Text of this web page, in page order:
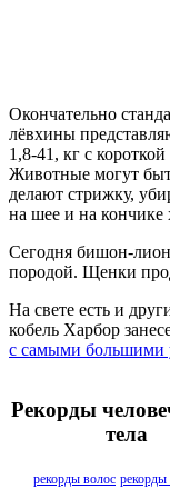
Окончательно
лёвхины
1,8-41, кг с
Животные могут
делают стрижку,
на шее и на кончике
Сегодня бишон-
породой. Щенки
На свете есть и
кобель Харбор
с самыми большими
Рекорды
тела
рекорды волос рекорды